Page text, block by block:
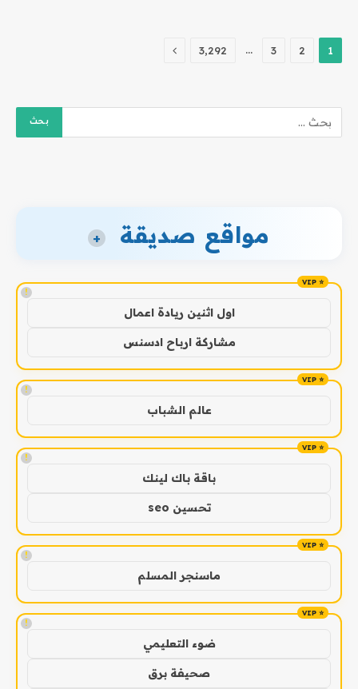
1
2
3
… 3٬292 التالي
مواقع صديقة +
!
اول اثنين ريادة اعمال
مشاركة ارباح ادسنس
!
عالم الشباب
!
باقة باك لينك
تحسين seo
!
ماسنجر المسلم
!
ضوء التعليمي
صحيفة برق